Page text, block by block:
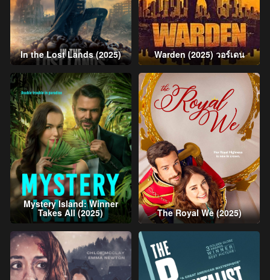
In the Lost Lands (2025) Warden (2025) วอร์เดน
Mystery Island: Winner
Takes All (2025) The Royal We (2025)